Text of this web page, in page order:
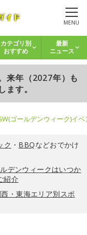
MENU
カテゴリ別
おすすめ
最新
ニュース
来年（2027年）も
ます。
ゴールデンウィーク)イ
ク ・ BBQなどおでかけ
デンウィークはいつか
紹介
・東海エリア別スポ